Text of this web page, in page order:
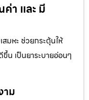
า และ มี
มหะ ช่วยกระตุ้นให้
น เป็นยาระบายอ่อนๆ
าม